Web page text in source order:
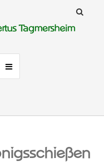
Tagmersheim